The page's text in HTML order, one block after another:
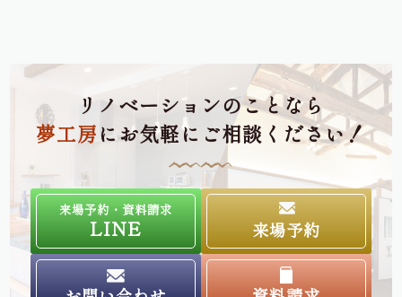
リノベーションのことなら
夢工房にお気軽にご相談ください！
来場予約・資料請求
LINE 来場予約